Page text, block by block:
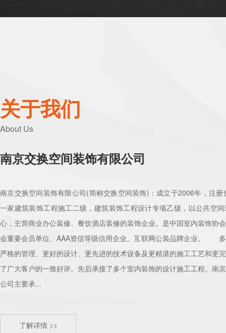
关于我们
About Us
南京交换空间装饰有限公司
南京交换空间装饰有限公司(简称交换空间装饰)：成立于2006年，注
一家建筑装饰工程施工二级，建筑装饰工程设计专项乙级，以公共空
心，主营商业办公装修、餐饮酒店装修的装饰企业。是中国室内装饰协
会重要会员单位、AAA资信等级信用企业。互联网公装品牌企业。
严格的管理、更好的设计、更先进的技术设备及更精湛的施工工艺和更
了广大客户的一致好评。先后承接了多个室内装饰的设计施工工程。南
公司主要承...
了解详情 >>